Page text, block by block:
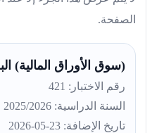
الصفحة.
(سوق الأوراق المالية)
رقم الاختبار: 421
السنة الدراسية: 2025/2026
تاريخ الإضافة: 23-05-2026